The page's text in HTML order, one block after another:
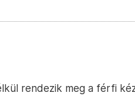
rendezik meg a férfi